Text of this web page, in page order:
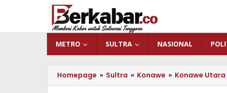
METRO SULTRA NASIONAL
Homepage » Sultra » Konawe » Konawe Utara